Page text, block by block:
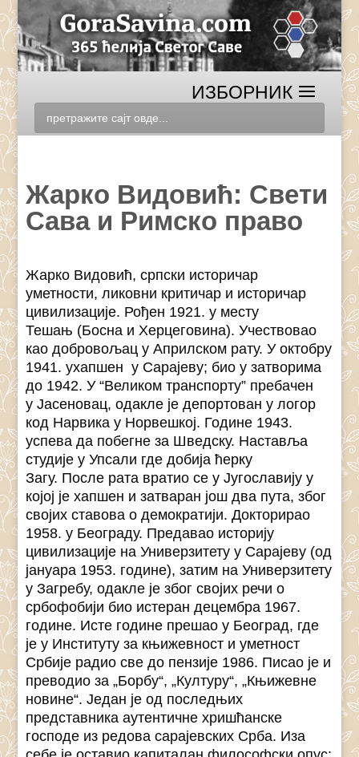
Жарко Видовић: Свети
Сава и Римско право
Жарко Видовић, српски историчар
уметности, ликовни критичар и историчар
цивилизације. Рођен 1921. у месту
Тешањ (Босна и Херцеговина). Учествовао
као добровољац у Априлском рату. У октобру
1941. ухапшен у Сарајеву; био у затворима
до 1942. У “Великом транспорту” пребачен
у Јасеновац, одакле је депортован у логор
код Нарвика у Норвешкој. Године 1943.
успева да побегне за Шведску. Наставља
студије у Упсали где добија ћерку
Загу. После рата вратио се у Југославију у
којој је хапшен и затваран још два пута, због
својих ставова о демократији. Докторирао
1958. у Београду. Предавао историју
цивилизације на Универзитету у Сарајеву (од
јануара 1953. године), затим на Универзитету
у Загребу, одакле је због својих речи о
србофобији био истеран децембра 1967.
године. Исте године прешао у Београд, где
је у Институту за књижевност и уметност
Србије радио све до пензије 1986. Писао је и
преводио за „Борбу“, „Културу“, „Књижевне
новине“. Један је од последњих
представника аутентичне хришћанске
господе из редова сарајевских Срба. Иза